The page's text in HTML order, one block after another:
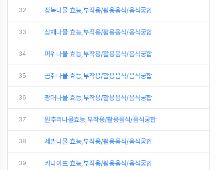
32 장녹나물 효능,부작용/활용음식/음식궁합
33 삼채나물 효능,부작용/활용음식/음식궁합
34 머위나물 효능,부작용/활용음식/음식궁합
35 곰취나물 효능,부작용/활용음식/음식궁합
36 광대나물 효능,부작용/활용음식/음식궁합
37 원추리나물효능,부작용/활용음식/음식궁합
38 세발나물 효능,부작용/활용음식/음식궁합
39 카다이프 효능,부작용/활용음식/음식궁합